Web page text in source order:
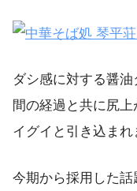
ダシ感に対する醤
間の経過と共に尻
イグイと引き込まれ
今期から採用した